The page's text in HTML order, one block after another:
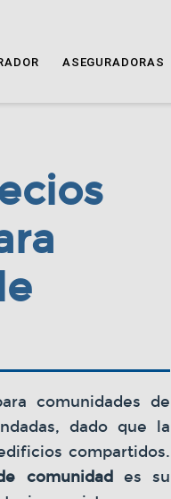
ASEGURADORAS
comunidades de
dado que la
compartidos.
comunidad es su